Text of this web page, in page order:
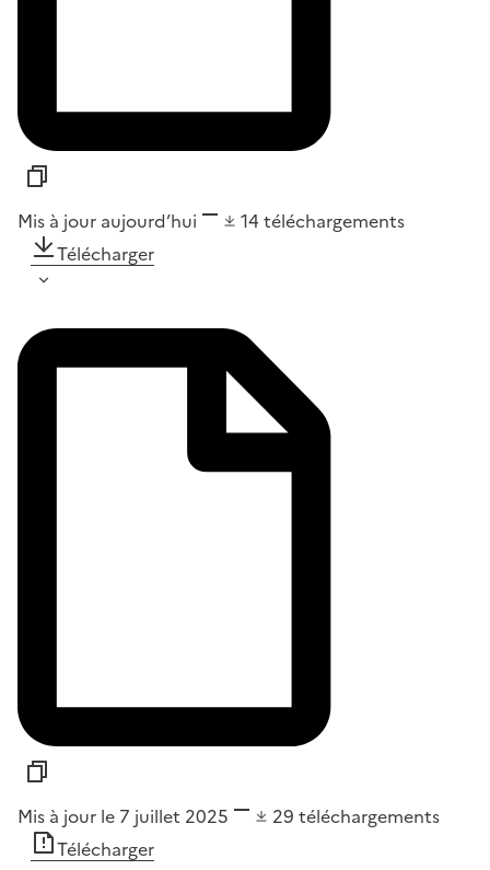
Mis à jour aujourd’hui 14 téléchargements
Télécharger
Mis à jour le 7 juillet 2025 29 téléchargements
Télécharger